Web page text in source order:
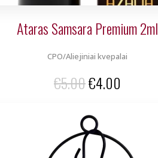
Ataras Samsara Premium 2ml
CPO/Aliejiniai kvepalai
€5.00Original
was:
€5.00.
€4.00
€4.00.